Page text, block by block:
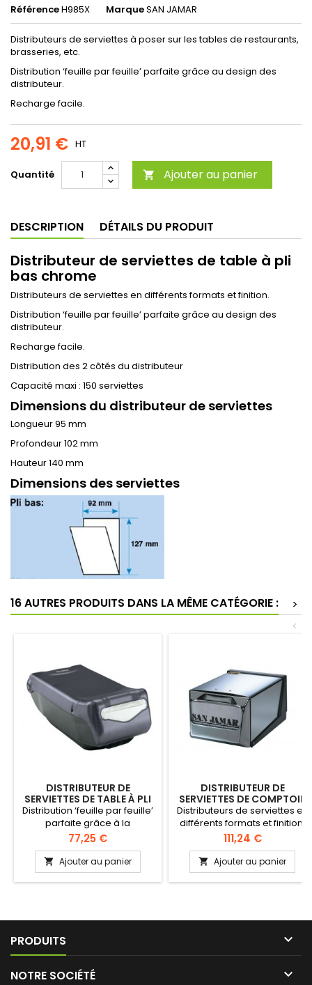
RéférenceH985X MarqueSAN JAMAR
Distributeurs de serviettes à poser sur les tables de restaurants,
brasseries, etc.
Distribution ‘feuille par feuille’ parfaite grâce au design des
distributeur.
Recharge facile.
20,91 € HT
Quantité  Ajouter au panier
DESCRIPTION DÉTAILS DU PRODUIT
Distributeur de serviettes de table à pli
bas chrome
Distributeurs de serviettes en différents formats et finition.
Distribution ‘feuille par feuille’ parfaite grâce au design des
distributeur.
Recharge facile.
Distribution des 2 côtés du distributeur
Capacité maxi : 150 serviettes
Dimensions du distributeur de serviettes
Longueur 95 mm
Profondeur 102 mm
Hauteur 140 mm
Dimensions des serviettes
16 AUTRES PRODUITS DANS LA MÊME CATÉGORIE :
>
<
DISTRIBUTEUR DE
SERVIETTES DE TABLE À PLI
MINI NOIR TRANSPARENT
Distribution ‘feuille par feuille’
parfaite grâce à la
conception des distributeurs:
moins de perte de serviettes
! Le boîtier transparent
présente parfaitement le
nombre de serviettes
bar.
Prix
77,25 €
 Ajouter au panier
DISTRIBUTEUR DE
SERVIETTES DE COMPTOIR
À PLI ENTIER FACE CHROMÉE
Distributeurs de serviettes en
différents formats et finition.
Distribution ‘feuille par feuille’
parfaite grâce au design des
distributeur. Recharge facile.
Prix
111,24 €
 Ajouter au panier
PRODUITS 
NOTRE SOCIÉTÉ 